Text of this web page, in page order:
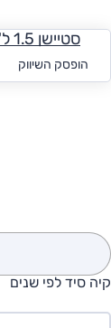
סטיישן 1.5 ל' טורבו, אוט', היברידי מתון
הופסק השיווק
קיה סיד לפי שנים